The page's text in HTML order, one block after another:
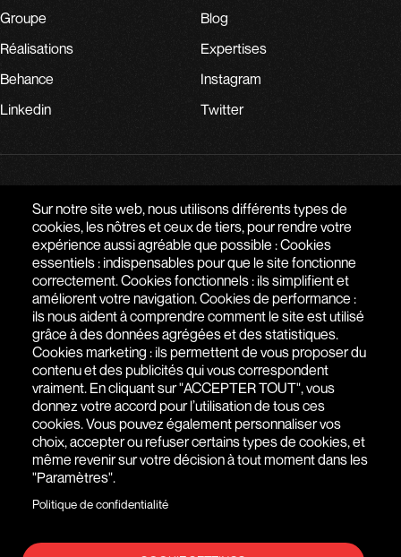
Sur notre site web, nous utilisons différents types de
cookies, les nôtres et ceux de tiers, pour rendre votre
expérience aussi agréable que possible : Cookies
essentiels : indispensables pour que le site fonctionne
correctement. Cookies fonctionnels : ils simplifient et
améliorent votre navigation. Cookies de performance :
ils nous aident à comprendre comment le site est utilisé
grâce à des données agrégées et des statistiques.
Cookies marketing : ils permettent de vous proposer du
contenu et des publicités qui vous correspondent
vraiment. En cliquant sur "ACCEPTER TOUT", vous
donnez votre accord pour l’utilisation de tous ces
cookies. Vous pouvez également personnaliser vos
choix, accepter ou refuser certains types de cookies, et
même revenir sur votre décision à tout moment dans les
"Paramètres".
Politique de confidentialité
Groupe
Blog
Réalisations
Expertises
Behance
Instagram
Linkedin
Twitter
AGENCE WEB À PARIS - SAIGON
51 RUE DE SEINE,75006 PARIS,ÎLE-DE-FRANCE, FRANCE
+(33) 1 76 77 27 61